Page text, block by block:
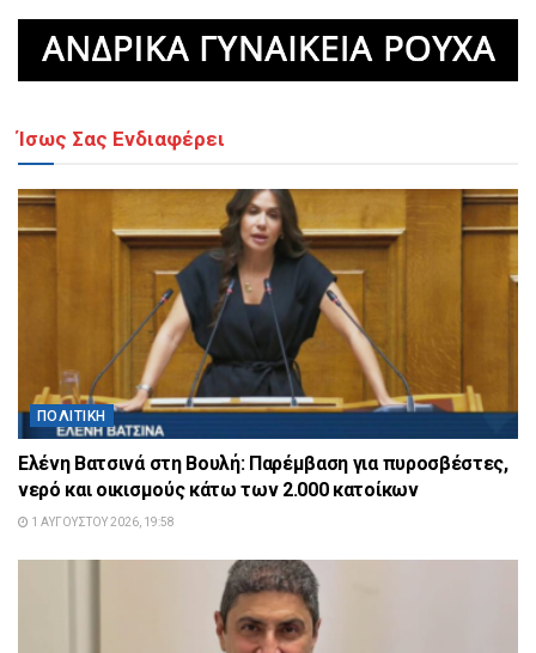
Ίσως Σας Ενδιαφέρει
ΠΟΛΙΤΙΚΉ
Ελένη Βατσινά στη Βουλή: Παρέμβαση για πυροσβέστες,
νερό και οικισμούς κάτω των 2.000 κατοίκων
1 ΑΥΓΟΎΣΤΟΥ 2026, 19:58